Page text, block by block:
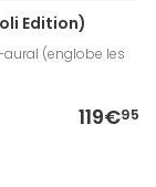
Edition)
aural (englobe les
119€95